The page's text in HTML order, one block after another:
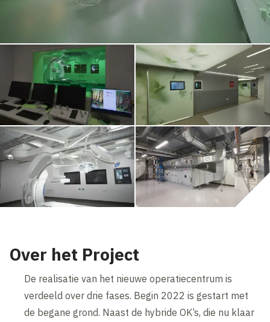
Over het Project
De realisatie van het nieuwe operatiecentrum is
verdeeld over drie fases. Begin 2022 is gestart met
de begane grond. Naast de hybride OK’s, die nu klaar